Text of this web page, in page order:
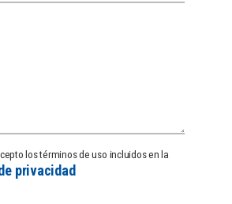
los términos de uso incluidos en la
privacidad